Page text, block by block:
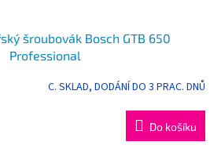
šroubovák Bosch GTB 650
Professional
C. SKLAD, DODÁNÍ DO 3 PRAC. DNŮ
Do košíku